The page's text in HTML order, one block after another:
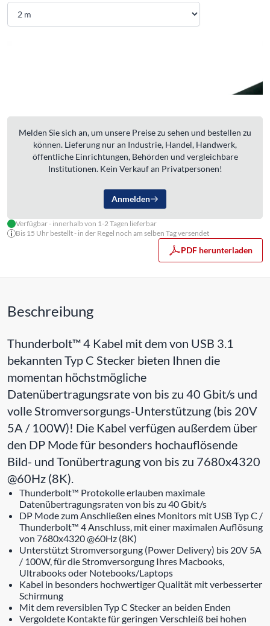
Melden Sie sich an, um unsere Preise zu sehen und bestellen zu
können. Lieferung nur an Industrie, Handel, Handwerk,
öffentliche Einrichtungen, Behörden und vergleichbare
Institutionen. Kein Verkauf an Privatpersonen!
Anmelden
Verfügbar - innerhalb von 1-2 Tagen lieferbar
Bis 15 Uhr bestellt - in der Regel noch am selben Tag versendet
PDF herunterladen
Beschreibung
Thunderbolt™ 4 Kabel mit dem von USB 3.1
bekannten Typ C Stecker bieten Ihnen die
momentan höchstmögliche
Datenübertragungsrate von bis zu 40 Gbit/s und
volle Stromversorgungs-Unterstützung (bis 20V
5A / 100W)! Die Kabel verfügen außerdem über
den DP Mode für besonders hochauflösende
Bild- und Tonübertragung von bis zu 7680x4320
@60Hz (8K).
Thunderbolt™ Protokolle erlauben maximale
Datenübertragungsraten von bis zu 40 Gbit/s
DP Mode zum Anschließen eines Monitors mit USB Typ C /
Thunderbolt™ 4 Anschluss, mit einer maximalen Auflösung
von 7680x4320 @60Hz (8K)
Unterstützt Stromversorgung (Power Delivery) bis 20V 5A
/ 100W, für die Stromversorgung Ihres Macbooks,
Ultrabooks oder Notebooks/Laptops
Kabel in besonders hochwertiger Qualität mit verbesserter
Schirmung
Mit dem reversiblen Typ C Stecker an beiden Enden
Vergoldete Kontakte für geringen Verschleiß bei hohen